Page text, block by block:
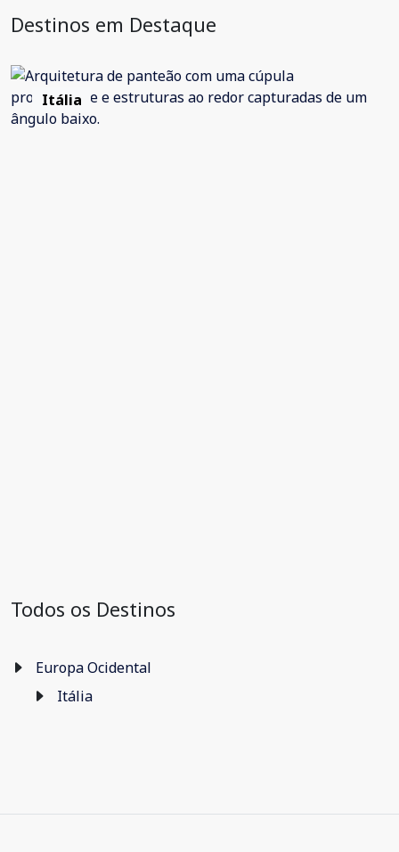
Destinos em Destaque
Itália
Todos os Destinos
Europa Ocidental
Itália